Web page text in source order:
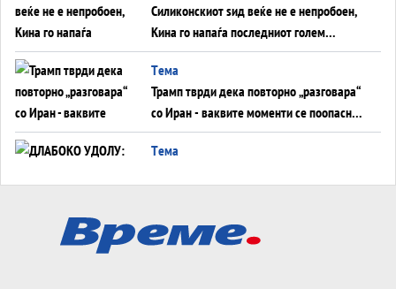
Силиконскиот ѕид веќе не е непробоен,
Кина го напаѓа последниот голем
монопол на Западот?
Tема
Трамп тврди дека повторно „разговара“
со Иран - ваквите моменти се поопасни
од отворените закани
Tема
Tема
АТОМСКО ДОМИНО НА БЛИСКИОТ